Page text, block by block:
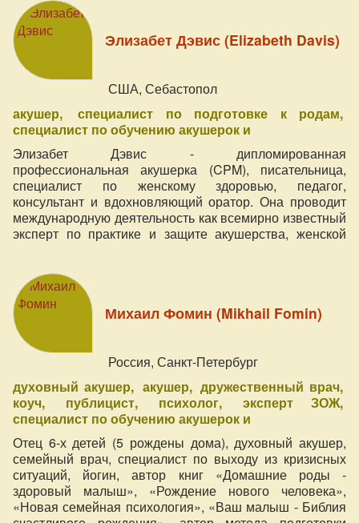
Элизабет Дэвис (Elizabeth Davis)
США, Себастопол
акушер
специалист по подготовке к родам
специалист по обучению акушерок и
Элизабет Дэвис - дипломированная
профессиональная акушерка (CPM), писательница,
специалист по женскому здоровью, педагог,
консультант и вдохновляющий оратор. Она проводит
международную деятельность как всемирно известный
эксперт по практике и защите акушерства, женской
Михаил Фомин (Mikhail Fomin)
Россия, Санкт-Петербург
духовный акушер
акушер
дружественный врач
коуч
публицист психолог
эксперт ЗОЖ
специалист по обучению акушерок и
Отец 6-х детей (5 рождены дома), духовный акушер,
семейный врач, специалист по выходу из кризисных
ситуаций, йогин, автор книг «Домашние роды -
здоровый малыш», «Рождение нового человека»,
«Новая семейная психология», «Ваш малыш - Библия